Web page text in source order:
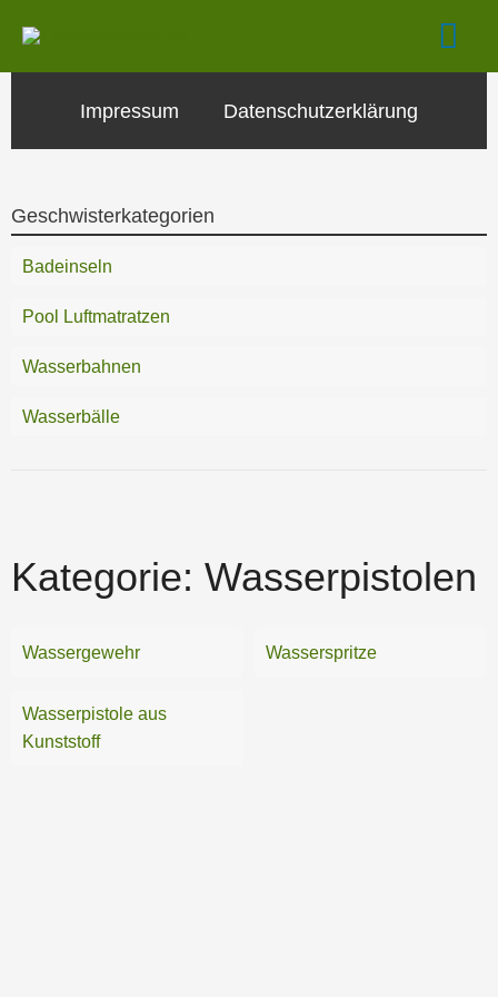
Inhalt
springen
Geschwisterkategorien
Badeinseln
Pool Luftmatratzen
Wasserbahnen
Wasserbälle
Kategorie: Wasserpistolen
Wassergewehr Wasserspritze
Wasserpistole aus
Kunststoff
Impressum Datenschutzerklärung